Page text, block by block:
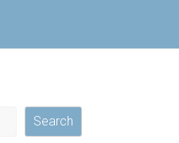
Search